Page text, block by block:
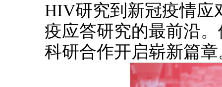
HIV研究到新冠疫情应
疫应答研究的最前沿
科研合作开启崭新篇章